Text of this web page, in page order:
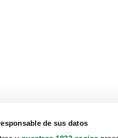
de sus datos